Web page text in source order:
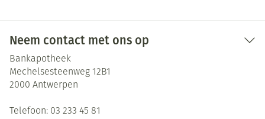
Neem contact met ons op
Bankapotheek
Mechelsesteenweg 12B1
2000 Antwerpen
Telefoon: 03 233 45 81